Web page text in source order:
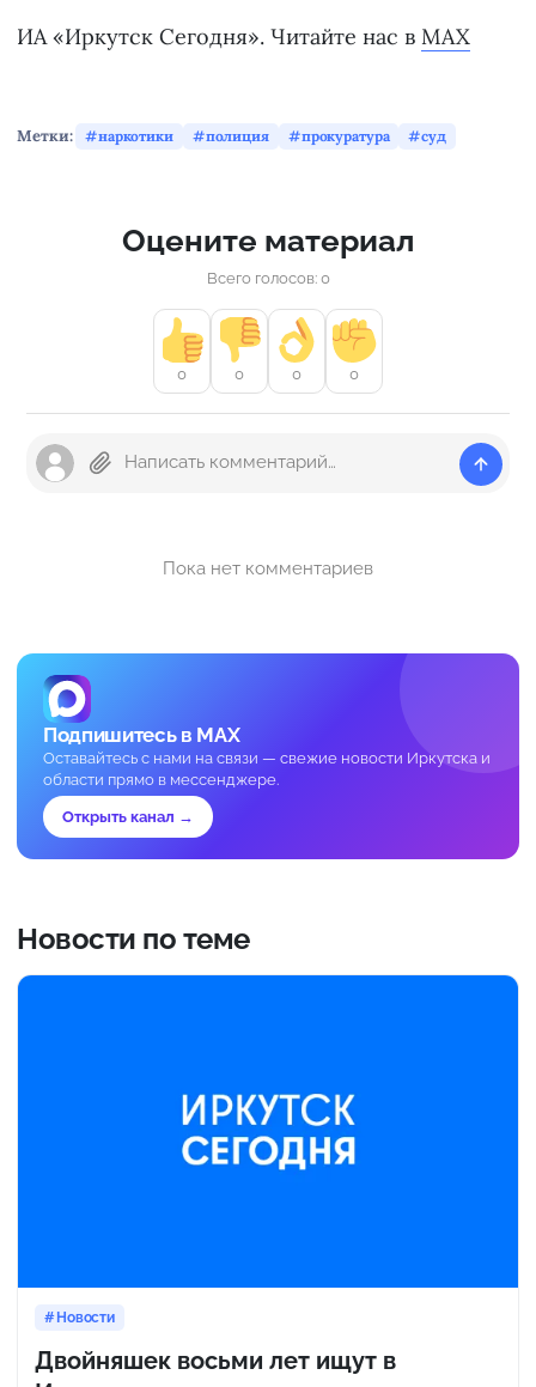
ИА «Иркутск Сегодня». Читайте нас в MAX
Метки: наркотики полиция прокуратура суд
Оцените материал
Всего голосов: 0
0 0 0 0
Пока нет комментариев
Подпишитесь в MAX
Оставайтесь с нами на связи — свежие новости Иркутска и
области прямо в мессенджере.
Открыть канал →
Новости по теме
Новости
Двойняшек восьми лет ищут в